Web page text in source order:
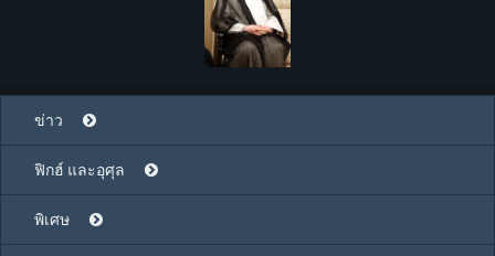
ข่าว
ฟิกฮ์ และอุศุล
พิเศษ